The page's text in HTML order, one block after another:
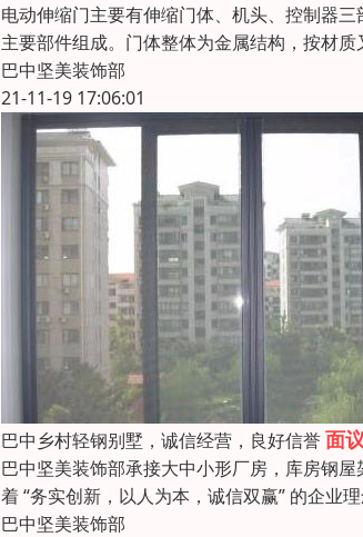
电动伸缩门主要有伸缩门体、机头、控制器
主要部件组成。门体整体为金属结构，按材
巴中坚美装饰部
21-11-19 17:06:01
巴中乡村轻钢别墅，诚信经营，良好信誉面议
巴中坚美装饰部承接大中小形厂房，库房钢
着 “务实创新，以人为本，诚信双赢” 的企业
巴中坚美装饰部